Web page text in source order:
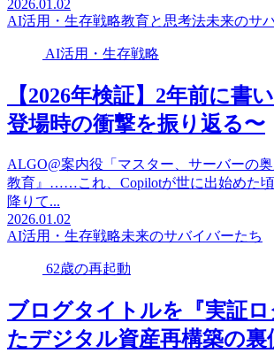
2026.01.02
AI活用・生存戦略教育と思考法未来のサ
AI活用・生存戦略
【2026年検証】2年前に
登場時の衝撃を振り返る〜
ALGO@案内役「マスター、サーバーの
教育』……これ、Copilotが世に出始めた
降りて...
2026.01.02
AI活用・生存戦略未来のサバイバーたち
62歳の再起動
ブログタイトルを『実証
たデジタル資産再構築の裏